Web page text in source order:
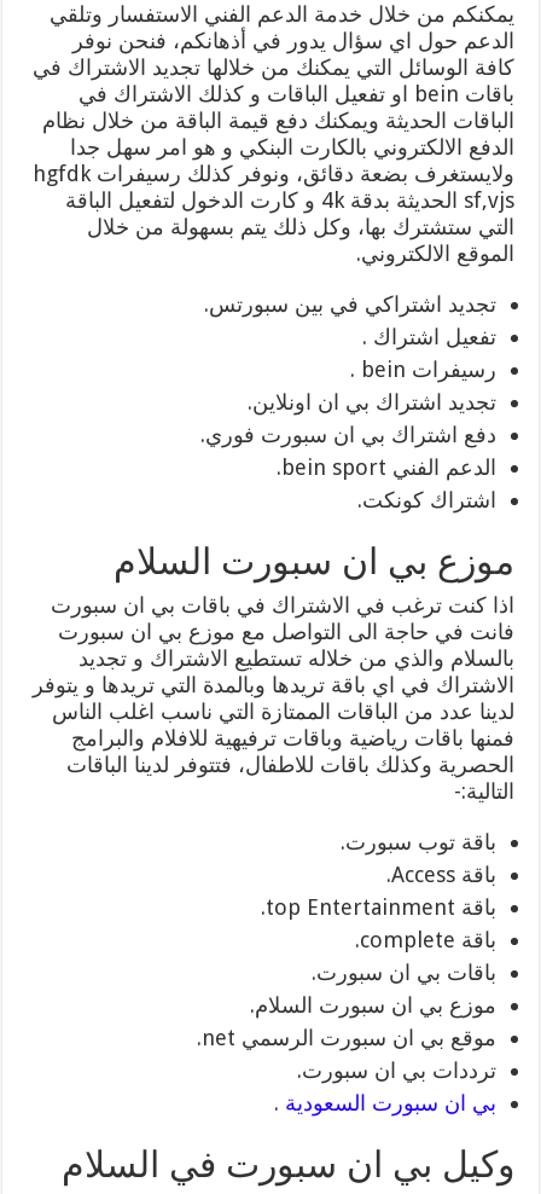
يمكنكم من خلال خدمة الدعم الفني الاستفسار وتلقي
الدعم حول اي سؤال يدور في أذهانكم، فنحن نوفر
كافة الوسائل التي يمكنك من خلالها تجديد الاشتراك في
باقات bein او تفعيل الباقات و كذلك الاشتراك في
الباقات الحديثة ويمكنك دفع قيمة الباقة من خلال نظام
الدفع الالكتروني بالكارت البنكي و هو امر سهل جدا
ولايستغرف بضعة دقائق، ونوفر كذلك رسيفرات hgfdk
sf,vjs الحديثة بدقة 4k و كارت الدخول لتفعيل الباقة
التي ستشترك بها، وكل ذلك يتم بسهولة من خلال
الموقع الالكتروني.
تجديد اشتراكي في بين سبورتس.
تفعيل اشتراك .
رسيفرات bein .
تجديد اشتراك بي ان اونلاين.
دفع اشتراك بي ان سبورت فوري.
الدعم الفني bein sport.
اشتراك كونكت.
موزع بي ان سبورت السلام
اذا كنت ترغب في الاشتراك في باقات بي ان سبورت
فانت في حاجة الى التواصل مع موزع بي ان سبورت
بالسلام والذي من خلاله تستطيع الاشتراك و تجديد
الاشتراك في اي باقة تريدها وبالمدة التي تريدها و يتوفر
لدينا عدد من الباقات الممتازة التي ناسب اغلب الناس
فمنها باقات رياضية وباقات ترفيهية للافلام والبرامج
الحصرية وكذلك باقات للاطفال، فتتوفر لدينا الباقات
التالية:-
باقة توب سبورت.
باقة Access.
باقة top Entertainment.
باقة complete.
باقات بي ان سبورت.
موزع بي ان سبورت السلام.
موقع بي ان سبورت الرسمي net.
ترددات بي ان سبورت.
بي ان سبورت السعودية .
وكيل بي ان سبورت في السلام